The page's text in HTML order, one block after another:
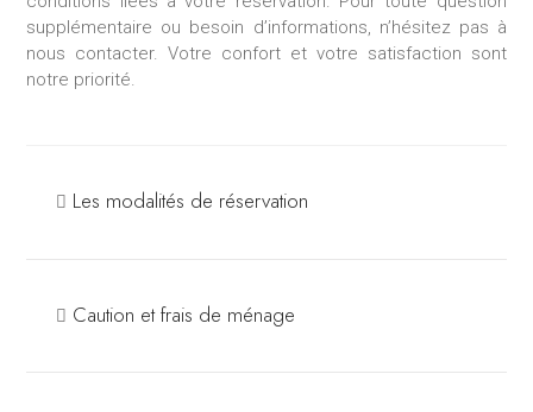
supplémentaire ou besoin d’informations, n’hésitez pas à
nous contacter. Votre confort et votre satisfaction sont
notre priorité.
Les modalités de réservation
Caution et frais de ménage